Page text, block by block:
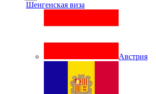
Шенгенская виза
Австрия